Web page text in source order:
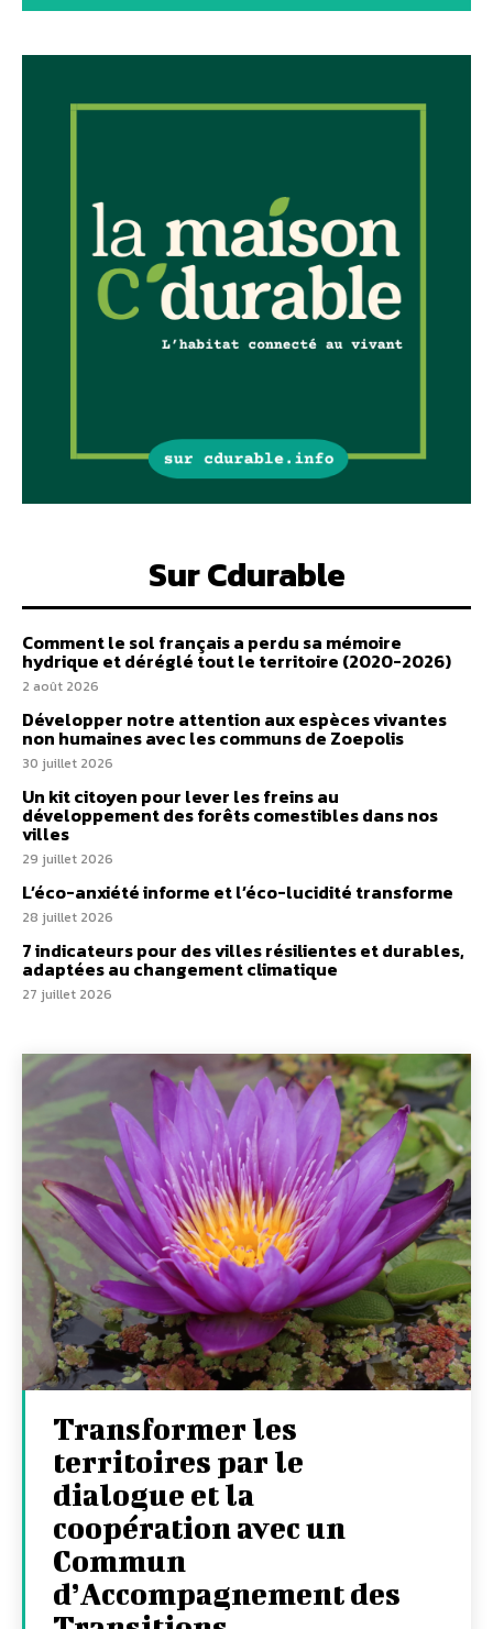
Sur Cdurable
Comment le sol français a perdu sa mémoire
hydrique et déréglé tout le territoire (2020-2026)
2 août 2026
Développer notre attention aux espèces vivantes
non humaines avec les communs de Zoepolis
30 juillet 2026
Un kit citoyen pour lever les freins au
développement des forêts comestibles dans nos
villes
29 juillet 2026
L’éco-anxiété informe et l’éco-lucidité transforme
28 juillet 2026
7 indicateurs pour des villes résilientes et durables,
adaptées au changement climatique
27 juillet 2026
Transformer les
territoires par le
dialogue et la
coopération avec un
Commun
d’Accompagnement des